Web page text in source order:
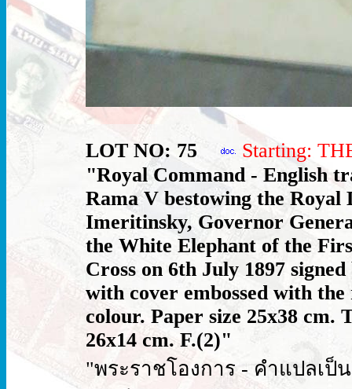
LOT NO: 75
Starting:
"Royal Command - English
Rama V bestowing the
Imeritinsky, Governor
the White Elephant of the
Cross on 6th July 1897
with cover embossed with
colour. Paper size 25x38 cm.
26x14 cm. F.(2)"
"พระราชโองการ - คำแปลเ